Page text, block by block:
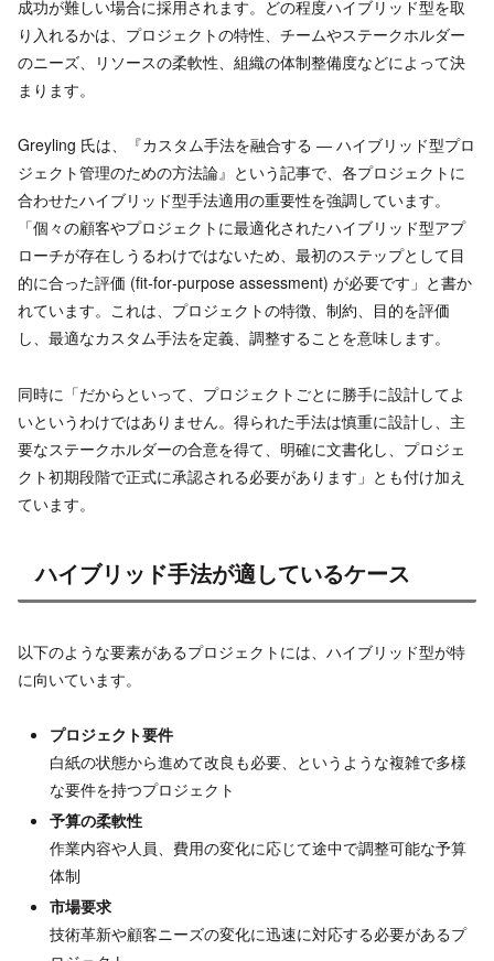
成功が難しい場合に採用されます。どの程度ハイブリッド型を取
り入れるかは、プロジェクトの特性、チームやステークホルダー
のニーズ、リソースの柔軟性、組織の体制整備度などによって決
まります。
Greyling 氏は、『カスタム手法を融合する ― ハイブリッド型プロ
ジェクト管理のための方法論』という記事で、各プロジェクトに
合わせたハイブリッド型手法適用の重要性を強調しています。
「個々の顧客やプロジェクトに最適化されたハイブリッド型アプ
ローチが存在しうるわけではないため、最初のステップとして目
的に合った評価 (fit‑for‑purpose assessment) が必要です」と書か
れています。これは、プロジェクトの特徴、制約、目的を評価
し、最適なカスタム手法を定義、調整することを意味します。
同時に「だからといって、プロジェクトごとに勝手に設計してよ
いというわけではありません。得られた手法は慎重に設計し、主
要なステークホルダーの合意を得て、明確に文書化し、プロジェ
クト初期段階で正式に承認される必要があります」とも付け加え
ています。
ハイブリッド手法が適しているケース
以下のような要素があるプロジェクトには、ハイブリッド型が特
に向いています。
プロジェクト要件
白紙の状態から進めて改良も必要、というような複雑で多様
な要件を持つプロジェクト
予算の柔軟性
作業内容や人員、費用の変化に応じて途中で調整可能な予算
体制
市場要求
技術革新や顧客ニーズの変化に迅速に対応する必要があるプ